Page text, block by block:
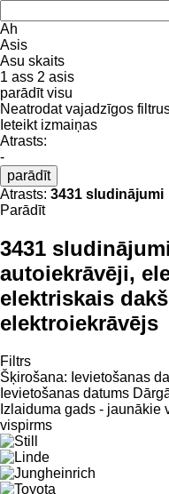
Ah
Asis
Asu skaits
1 ass 2 asis
parādīt visu
Neatrodat vajadzīgos
Ieteikt izmaiņas
Atrasts:
-
parādīt
Atrasts: 3431 sludinājumi
Parādīt
3431
autoiekrāvēji,
elektriskais
elektroiekrāvējs
Filtrs
Šķirošana: Ievietošanas
Ievietošanas datums
Izlaiduma gads - jaunākie
vispirms